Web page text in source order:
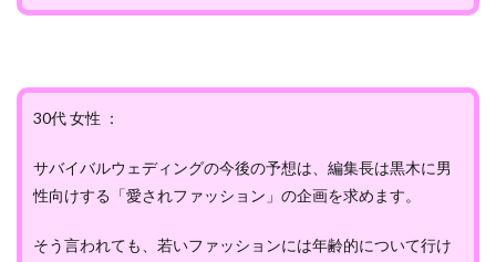
30代 女性 ：
サバイバルウェディングの今後の予想は、編集長は黒木に男
性向けする「愛されファッション」の企画を求めます。
そう言われても、若いファッションには年齢的について行け